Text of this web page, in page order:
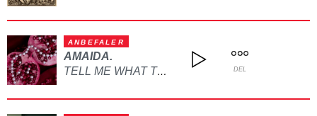
ANBEFALER
AMAIDA.
TELL ME WHAT TO DO DEL